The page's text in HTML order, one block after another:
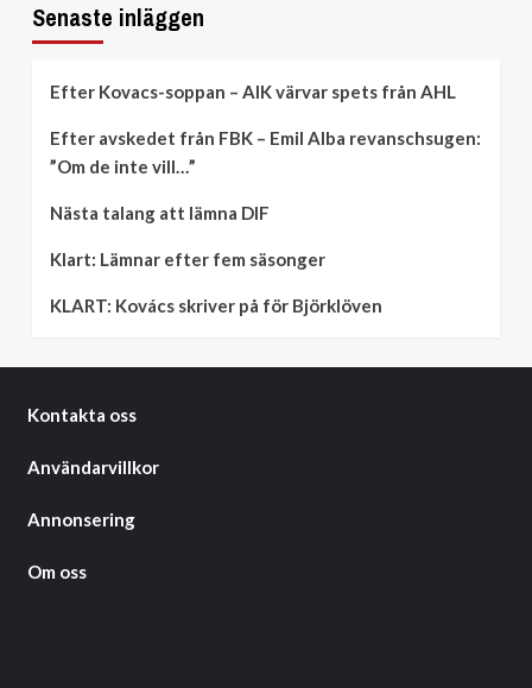
Senaste inläggen
Efter Kovacs-soppan – AIK värvar spets från AHL
Efter avskedet från FBK – Emil Alba revanschsugen:
”Om de inte vill…”
Nästa talang att lämna DIF
Klart: Lämnar efter fem säsonger
KLART: Kovács skriver på för Björklöven
Kontakta oss
Användarvillkor
Annonsering
Om oss